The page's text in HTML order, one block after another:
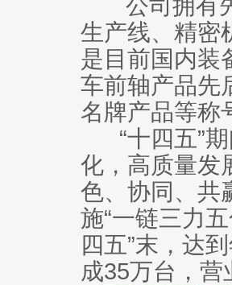
公司拥有先
生产线、精密
是目前国内装
车前轴产品先
名牌产品等称
“十四五”期
化，高质量发
色、协同、共
施“一链三力
四五”末，达
成35万台，